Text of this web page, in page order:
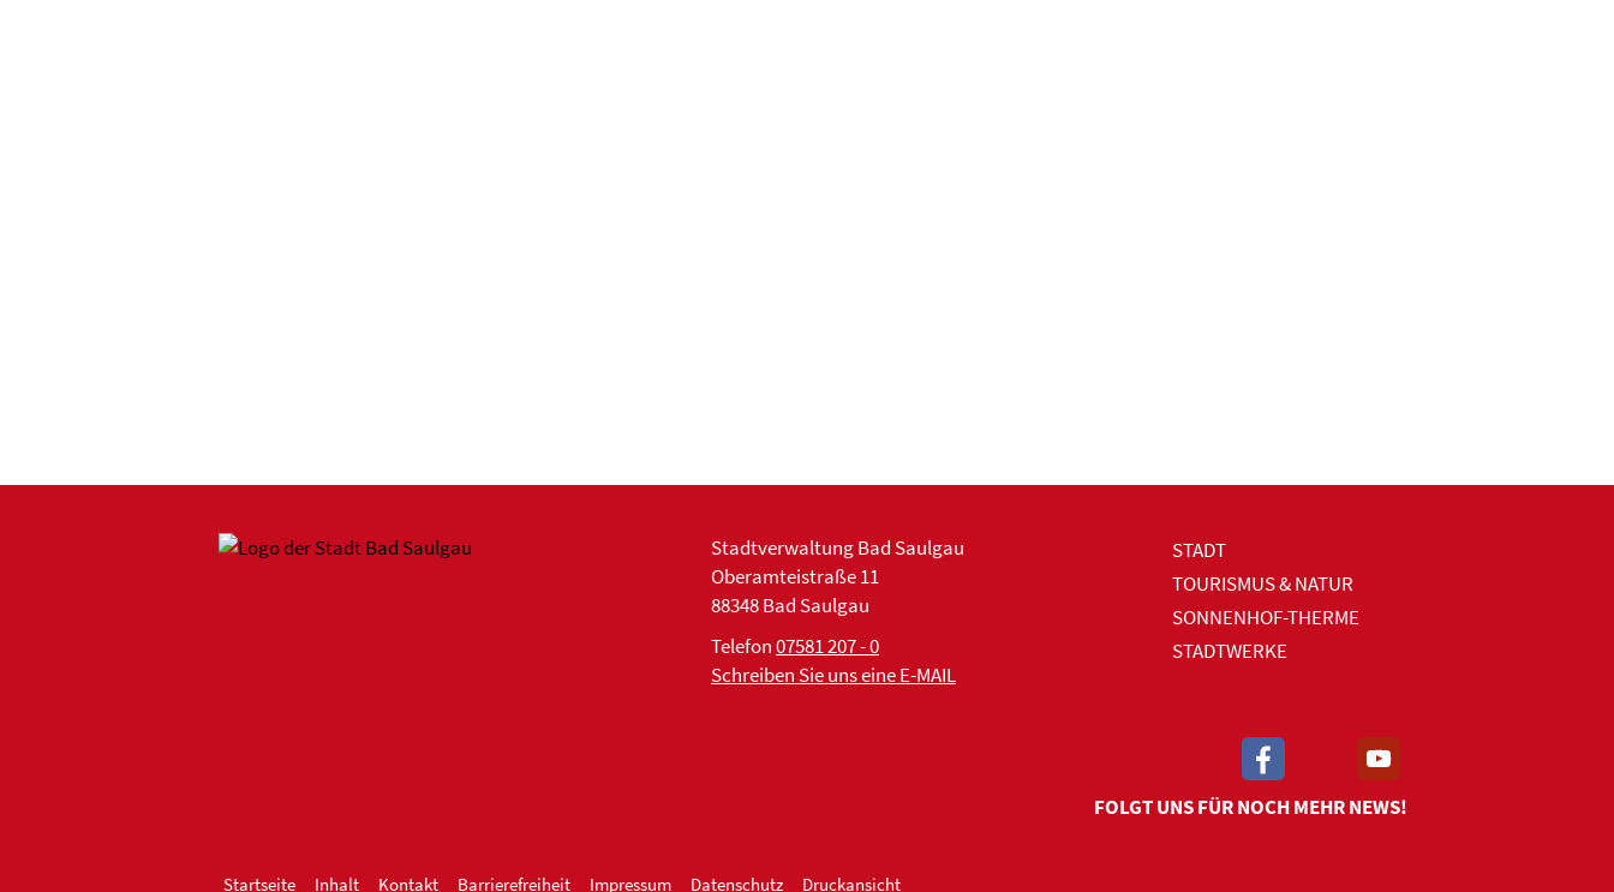
Stadtverwaltung Bad Saulgau
Oberamteistraße 11
88348 Bad Saulgau
Telefon07581 207 - 0
Schreiben Sie uns eine E-MAIL
STADT
TOURISMUS & NATUR
SONNENHOF-THERME
STADTWERKE
FOLGT UNS FÜR NOCH MEHR NEWS!
Startseite Inhalt Kontakt Barrierefreiheit Impressum Datenschutz Druckansicht